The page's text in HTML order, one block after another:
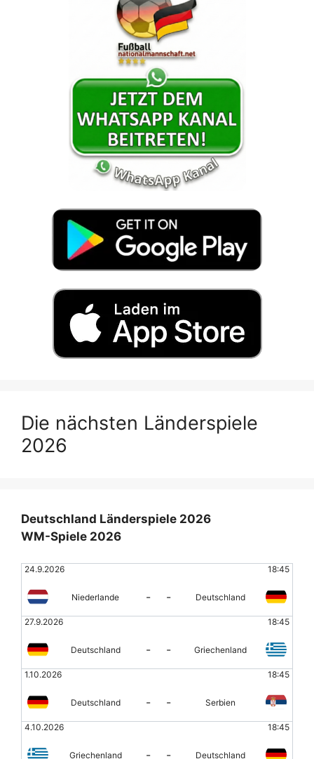
Die nächsten Länderspiele
2026
Deutschland Länderspiele 2026
WM-Spiele 2026
24.9.2026 18:45
Niederlande - - Deutschland
27.9.2026 18:45
Deutschland - - Griechenland
1.10.2026 18:45
Deutschland - - Serbien
4.10.2026 18:45
Griechenland - - Deutschland